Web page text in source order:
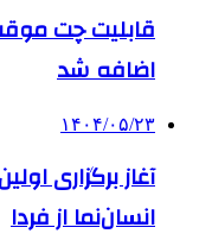
قابلیت چت
اضافه شد
۱۴۰۴/۰۵/۲۳
آغاز برگزاری
انسان‌نما از فردا